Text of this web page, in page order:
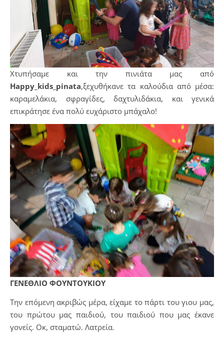
Χτυπήσαμε και την πινιάτα μας από
Happy kids pinata,ξεχυθήκανε τα καλούδια από μέσα:
καραμελάκια, σφραγίδες, δαχτυλιδάκια, και γενικά
επικράτησε ένα πολύ ευχάριστο μπάχαλο!
ΓΕΝΕΘΛΙΟ ΦΟΥΝΤΟΥΚΙΟΥ
Την επόμενη ακριβώς μέρα, είχαμε το πάρτι του γιου μας,
του πρώτου μας παιδιού, του παιδιού που μας έκανε
γονείς. Οκ, σταματώ. Λατρεία.